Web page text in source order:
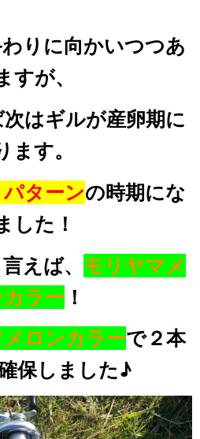
りに向かいつつあ
すが、
はギルが産卵期に
ます。
ターンの時期にな
した！
えば、 モリヤマメ
カラー ！
ロンカラーで２本
保しました♪